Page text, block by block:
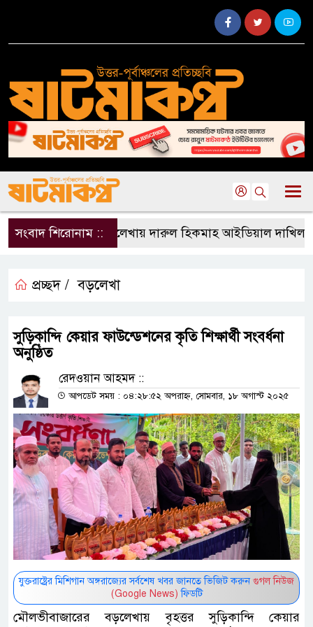
সংবাদ শিরোনাম ::বড়লেখায় দারুল হিকমাহ আইডিয়াল দাখিল
প্রচ্ছদ / বড়লেখা
সুড়িকান্দি কেয়ার ফাউন্ডেশনের কৃতি শিক্ষার্থী সংবর্ধনা
অনুষ্ঠিত
রেদওয়ান আহমদ ::
আপডেট সময় : ০৪:২৮:৫২ অপরাহ্ন, সোমবার, ১৮ অগাস্ট ২০২৫
যুক্তরাষ্ট্রের মিশিগান অঙ্গরাজ্যের সর্বশেষ খবর জানতে ভিজিট করুন গুগল নিউজ
(Google News) ফিডটি
মৌলভীবাজারের বড়লেখায় বৃহত্তর সুড়িকান্দি কেয়ার